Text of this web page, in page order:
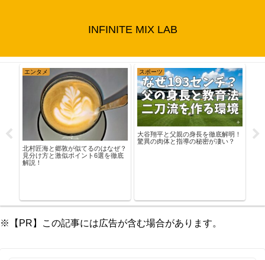
INFINITE MIX LAB
出
エンタメ
北村匠海と郷敦が似てるのはなぜ？
見分け方と激似ポイント6選を徹底
解説！
スポーツ
大谷翔平と父親の身長を徹底解明！
驚異の肉体と指導の秘密が凄い？
目
※【PR】この記事には広告が含む場合があります。